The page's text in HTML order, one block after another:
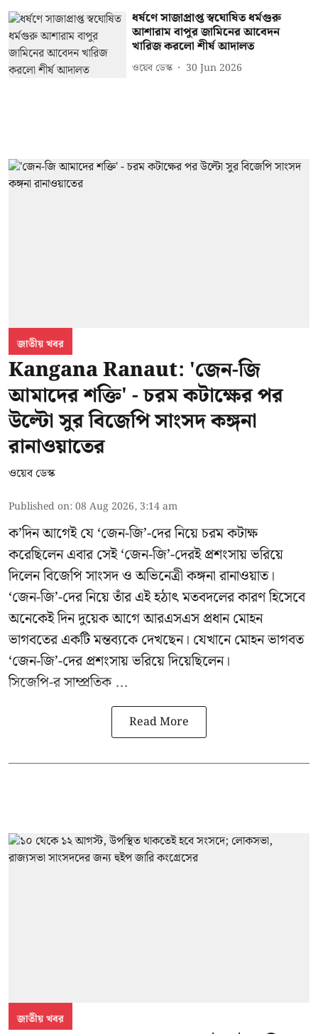
ধর্ষণে সাজাপ্রাপ্ত স্বঘোষিত ধর্মগুরু
আশারাম বাপুর জামিনের আবেদন
খারিজ করলো শীর্ষ আদালত
ওয়েব ডেস্ক 30 Jun 2026
জাতীয় খবর
Kangana Ranaut: 'জেন-জি
আমাদের শক্তি' - চরম কটাক্ষের পর
উল্টো সুর বিজেপি সাংসদ কঙ্গনা
রানাওয়াতের
ওয়েব ডেস্ক
Published on:08 Aug 2026, 3:14 am
ক’দিন আগেই যে ‘জেন-জি’-দের নিয়ে চরম কটাক্ষ
করেছিলেন এবার সেই ‘জেন-জি’-দেরই প্রশংসায় ভরিয়ে
দিলেন বিজেপি সাংসদ ও অভিনেত্রী কঙ্গনা রানাওয়াত।
‘জেন-জি’-দের নিয়ে তাঁর এই হঠাৎ মতবদলের কারণ হিসেবে
অনেকেই দিন দুয়েক আগে আরএসএস প্রধান মোহন
ভাগবতের একটি মন্তব্যকে দেখছেন। যেখানে মোহন ভাগবত
‘জেন-জি’-দের প্রশংসায় ভরিয়ে দিয়েছিলেন।
সিজেপি-রসাম্প্রতিক ...
Read More
জাতীয় খবর